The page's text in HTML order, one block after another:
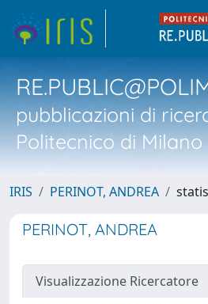
pubblicazioni di
Politecnico di Milano
IRIS PERINOT, ANDREA
PERINOT, ANDREA
Visualizzazione Ricercatore